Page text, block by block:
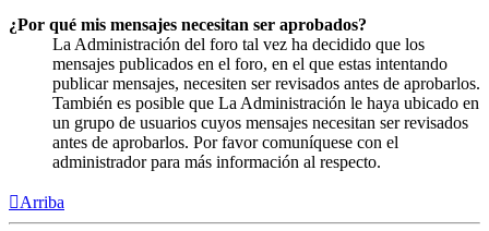
¿Por qué mis mensajes necesitan ser aprobados?
La Administración del foro tal vez ha decidido que los
mensajes publicados en el foro, en el que estas intentando
publicar mensajes, necesiten ser revisados antes de aprobarlos.
También es posible que La Administración le haya ubicado en
un grupo de usuarios cuyos mensajes necesitan ser revisados
antes de aprobarlos. Por favor comuníquese con el
administrador para más información al respecto.
Arriba